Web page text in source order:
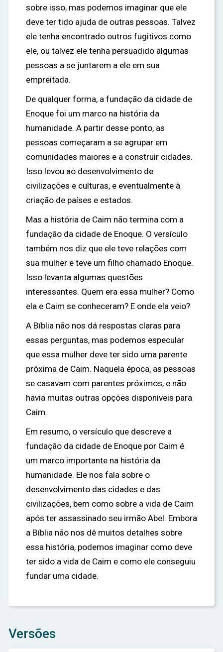
sobre isso, mas podemos imaginar que ele
deve ter tido ajuda de outras pessoas. Talvez
ele tenha encontrado outros fugitivos como
ele, ou talvez ele tenha persuadido algumas
pessoas a se juntarem a ele em sua
empreitada.
De qualquer forma, a fundação da cidade de
Enoque foi um marco na história da
humanidade. A partir desse ponto, as
pessoas começaram a se agrupar em
comunidades maiores e a construir cidades.
Isso levou ao desenvolvimento de
civilizações e culturas, e eventualmente à
criação de países e estados.
Mas a história de Caim não termina com a
fundação da cidade de Enoque. O versículo
também nos diz que ele teve relações com
sua mulher e teve um filho chamado Enoque.
Isso levanta algumas questões
interessantes. Quem era essa mulher? Como
ela e Caim se conheceram? E onde ela veio?
A Bíblia não nos dá respostas claras para
essas perguntas, mas podemos especular
que essa mulher deve ter sido uma parente
próxima de Caim. Naquela época, as pessoas
se casavam com parentes próximos, e não
havia muitas outras opções disponíveis para
Caim.
Em resumo, o versículo que descreve a
fundação da cidade de Enoque por Caim é
um marco importante na história da
humanidade. Ele nos fala sobre o
desenvolvimento das cidades e das
civilizações, bem como sobre a vida de Caim
após ter assassinado seu irmão Abel. Embora
a Bíblia não nos dê muitos detalhes sobre
essa história, podemos imaginar como deve
ter sido a vida de Caim e como ele conseguiu
fundar uma cidade.
Versões